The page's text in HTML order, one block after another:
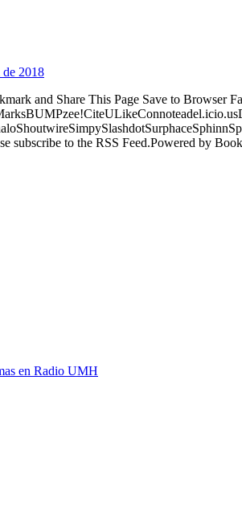
de 2018
and Share This Page Save to Browser
to the RSS Feed.Powered by
en Radio UMH